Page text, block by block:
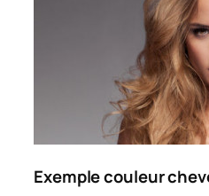
Exemple couleur